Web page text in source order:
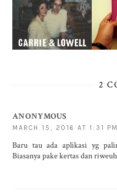
2
ANONYMOUS
MARCH 15, 2016 AT 1:31 PM
Baru tau ada aplikasi yg
Biasanya pake kertas dan